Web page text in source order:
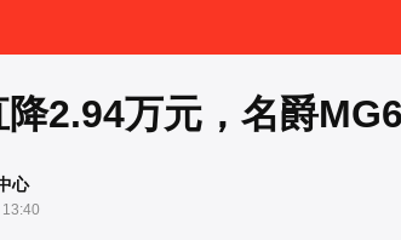
2.94万元，名爵
心